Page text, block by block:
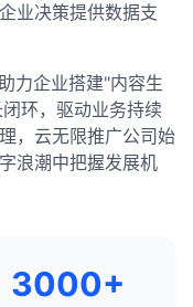
业决策提供数据支
力企业搭建"内容生
环，驱动业务持续
，云无限推广公司始
浪潮中把握发展机
3000+